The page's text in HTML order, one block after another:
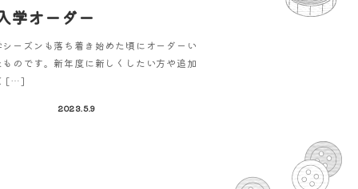
学オーダー
ーズンも落ち着き始めた頃にオーダーい
のです。新年度に新しくしたい方や追加
[…]
2023.5.9